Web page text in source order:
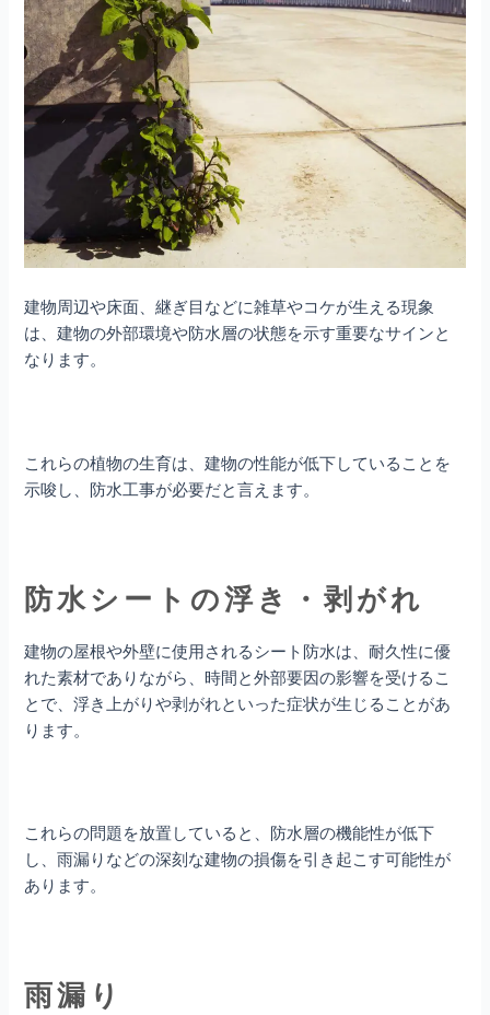
建物周辺や床面、継ぎ目などに雑草やコケが生える現象
は、建物の外部環境や防水層の状態を示す重要なサインと
なります。
これらの植物の生育は、建物の性能が低下していることを
示唆し、防水工事が必要だと言えます。
防水シートの浮き・剥がれ
建物の屋根や外壁に使用されるシート防水は、耐久性に優
れた素材でありながら、時間と外部要因の影響を受けるこ
とで、浮き上がりや剥がれといった症状が生じることがあ
ります。
これらの問題を放置していると、防水層の機能性が低下
し、雨漏りなどの深刻な建物の損傷を引き起こす可能性が
あります。
雨漏り